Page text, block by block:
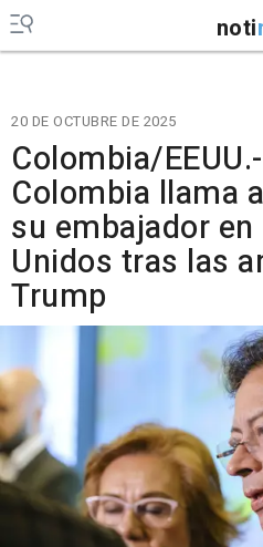
noti
20 DE OCTUBRE DE 2025
Colombia/
Colombia llama
su embajador en
Unidos tras las
Trump